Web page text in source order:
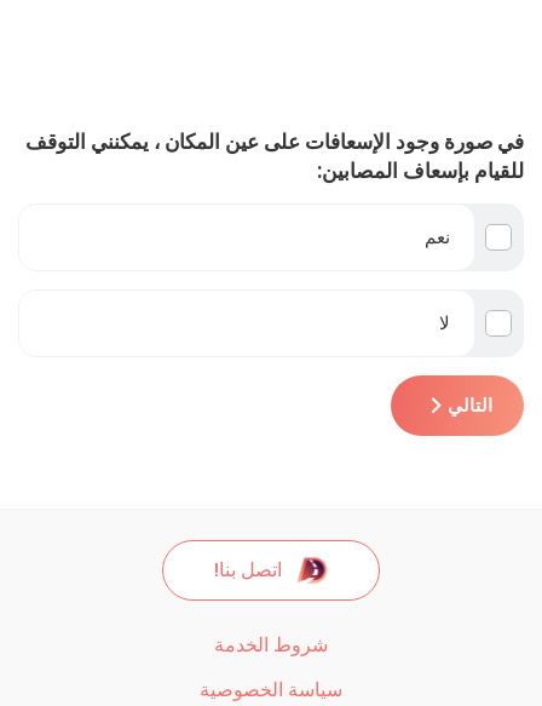
في صورة وجود الإسعافات على عين المكان ، يمكنني التوقف
للقيام بإسعاف المصابين:
نعم
لا
التالي
اتصل بنا!
شروط الخدمة
سياسة الخصوصية